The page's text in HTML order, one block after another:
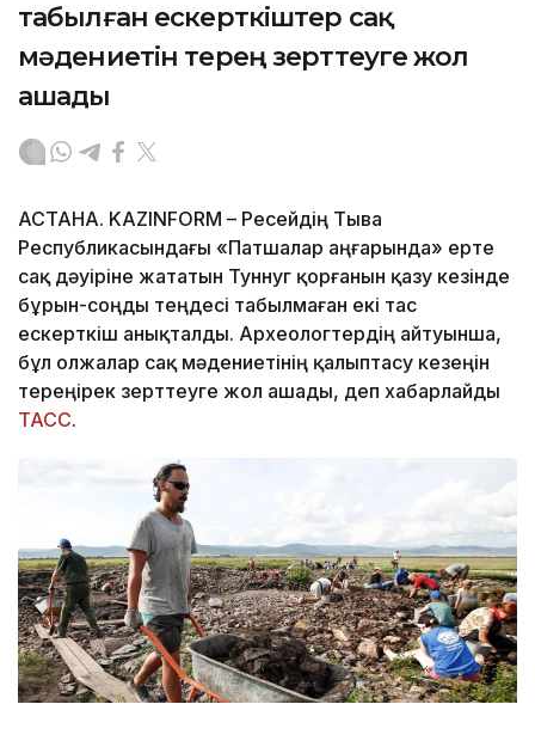
табылған ескерткіштер сақ
мәдениетін терең зерттеуге жол
ашады
АСТАНА. KAZINFORM – Ресейдің Тыва
Республикасындағы «Патшалар аңғарында» ерте
сақ дәуіріне жататын Туннуг қорғанын қазу кезінде
бұрын-соңды теңдесі табылмаған екі тас
ескерткіш анықталды. Археологтердің айтуынша,
бұл олжалар сақ мәдениетінің қалыптасу кезеңін
тереңірек зерттеуге жол ашады, деп хабарлайды
ТАСС.